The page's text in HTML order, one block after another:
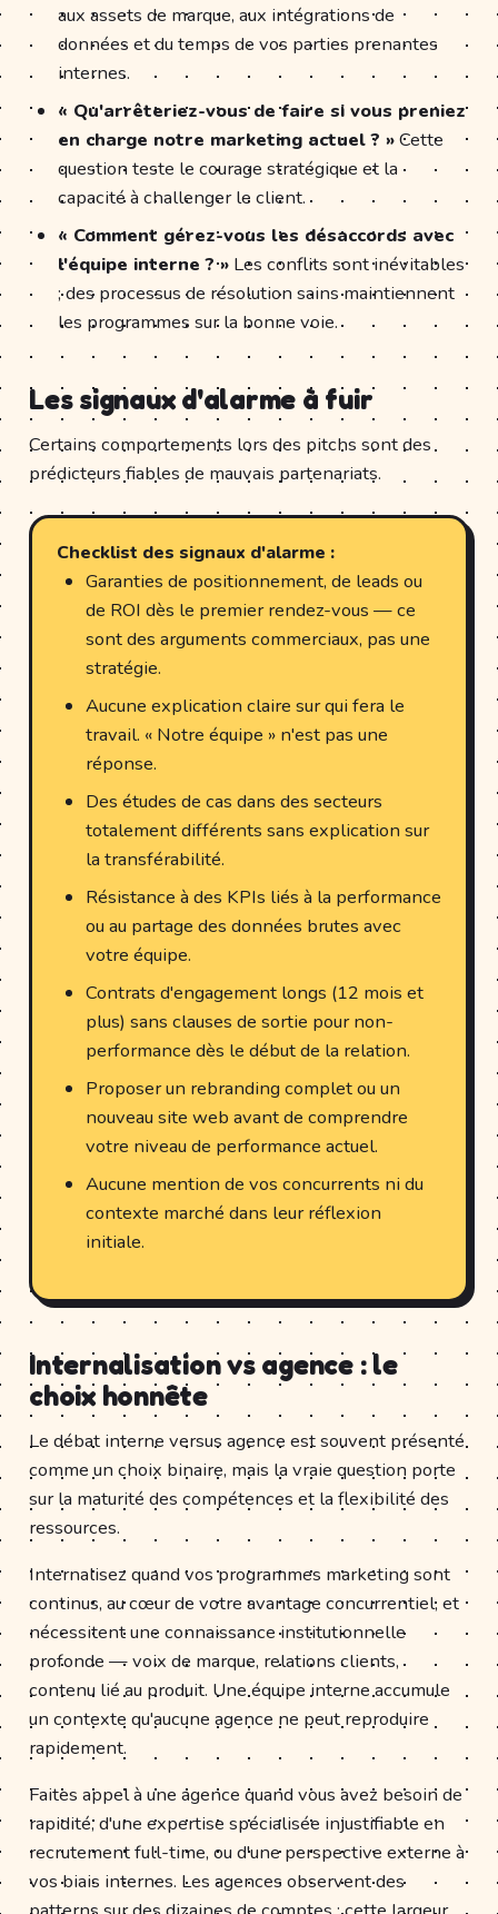
aux assets de marque, aux intégrations de
données et du temps de vos parties prenantes
internes.
« Qu'arrêteriez-vous de faire si vous preniez
en charge notre marketing actuel ? »Cette
question teste le courage stratégique et la
capacité à challenger le client.
« Comment gérez-vous les désaccords avec
l'équipe interne ? » Les conflits sont inévitables
; des processus de résolution sains maintiennent
les programmes sur la bonne voie.
Les signaux d'alarme à fuir
Certains comportements lors des pitchs sont des
prédicteurs fiables de mauvais partenariats.
Checklist des signaux d'alarme :
Garanties de positionnement, de leads ou
de ROI dès le premier rendez-vous — ce
sont des arguments commerciaux, pas une
stratégie.
Aucune explication claire sur qui fera le
travail. « Notre équipe » n'est pas une
réponse.
Des études de cas dans des secteurs
totalement différents sans explication sur
la transférabilité.
Résistance à des KPIs liés à la performance
ou au partage des données brutes avec
votre équipe.
Contrats d'engagement longs (12 mois et
plus) sans clauses de sortie pour non-
performance dès le début de la relation.
Proposer un rebranding complet ou un
nouveau site web avant de comprendre
votre niveau de performance actuel.
Aucune mention de vos concurrents ni du
contexte marché dans leur réflexion
initiale.
Internalisation vs agence : le
choix honnête
Le débat interne versus agence est souvent présenté
comme un choix binaire, mais la vraie question porte
sur la maturité des compétences et la flexibilité des
ressources.
Internalisez quand vos programmes marketing sont
continus, au cœur de votre avantage concurrentiel, et
nécessitent une connaissance institutionnelle
profonde — voix de marque, relations clients,
contenu lié au produit. Une équipe interne accumule
un contexte qu'aucune agence ne peut reproduire
rapidement.
Faites appel à une agence quand vous avez besoin de
rapidité, d'une expertise spécialisée injustifiable en
recrutement full-time, ou d'une perspective externe à
vos biais internes. Les agences observent des